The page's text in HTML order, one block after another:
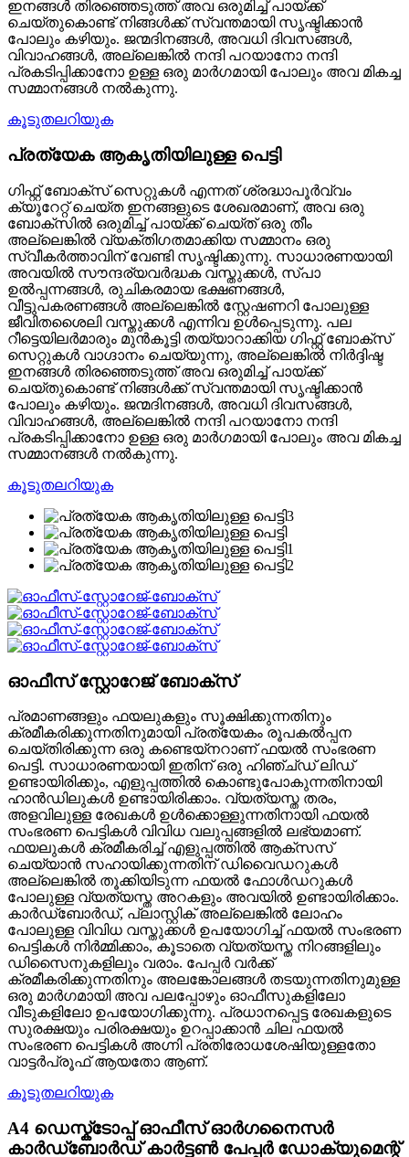
ഇനങ്ങൾ തിരഞ്ഞെടുത്ത് അവ ഒരുമിച്ച് പായ്ക്ക്
ചെയ്തുകൊണ്ട് നിങ്ങൾക്ക് സ്വന്തമായി സൃഷ്ടിക്കാൻ
പോലും കഴിയും. ജന്മദിനങ്ങൾ, അവധി ദിവസങ്ങൾ,
വിവാഹങ്ങൾ, അല്ലെങ്കിൽ നന്ദി പറയാനോ നന്ദി
പ്രകടിപ്പിക്കാനോ ഉള്ള ഒരു മാർഗമായി പോലും അവ മികച്ച
സമ്മാനങ്ങൾ നൽകുന്നു.
കൂടുതലറിയുക
പ്രത്യേക ആകൃതിയിലുള്ള പെട്ടി
ഗിഫ്റ്റ് ബോക്സ് സെറ്റുകൾ എന്നത് ശ്രദ്ധാപൂർവ്വം
ക്യൂറേറ്റ് ചെയ്ത ഇനങ്ങളുടെ ശേഖരമാണ്, അവ ഒരു
ബോക്സിൽ ഒരുമിച്ച് പായ്ക്ക് ചെയ്ത് ഒരു തീം
അല്ലെങ്കിൽ വ്യക്തിഗതമാക്കിയ സമ്മാനം ഒരു
സ്വീകർത്താവിന് വേണ്ടി സൃഷ്ടിക്കുന്നു. സാധാരണയായി
അവയിൽ സൗന്ദര്യവർദ്ധക വസ്തുക്കൾ, സ്പാ
ഉൽപ്പന്നങ്ങൾ, രുചികരമായ ഭക്ഷണങ്ങൾ,
വീട്ടുപകരണങ്ങൾ അല്ലെങ്കിൽ സ്റ്റേഷണറി പോലുള്ള
ജീവിതശൈലി വസ്തുക്കൾ എന്നിവ ഉൾപ്പെടുന്നു. പല
റീട്ടെയിലർമാരും മുൻകൂട്ടി തയ്യാറാക്കിയ ഗിഫ്റ്റ് ബോക്സ്
സെറ്റുകൾ വാഗ്ദാനം ചെയ്യുന്നു, അല്ലെങ്കിൽ നിർദ്ദിഷ്ട
ഇനങ്ങൾ തിരഞ്ഞെടുത്ത് അവ ഒരുമിച്ച് പായ്ക്ക്
ചെയ്തുകൊണ്ട് നിങ്ങൾക്ക് സ്വന്തമായി സൃഷ്ടിക്കാൻ
പോലും കഴിയും. ജന്മദിനങ്ങൾ, അവധി ദിവസങ്ങൾ,
വിവാഹങ്ങൾ, അല്ലെങ്കിൽ നന്ദി പറയാനോ നന്ദി
പ്രകടിപ്പിക്കാനോ ഉള്ള ഒരു മാർഗമായി പോലും അവ മികച്ച
സമ്മാനങ്ങൾ നൽകുന്നു.
കൂടുതലറിയുക
ഓഫീസ് സ്റ്റോറേജ് ബോക്സ്
പ്രമാണങ്ങളും ഫയലുകളും സൂക്ഷിക്കുന്നതിനും
ക്രമീകരിക്കുന്നതിനുമായി പ്രത്യേകം രൂപകൽപ്പന
ചെയ്‌തിരിക്കുന്ന ഒരു കണ്ടെയ്‌നറാണ് ഫയൽ സംഭരണ ​​
പെട്ടി. സാധാരണയായി ഇതിന് ഒരു ഹിഞ്ച്ഡ് ലിഡ്
ഉണ്ടായിരിക്കും, എളുപ്പത്തിൽ കൊണ്ടുപോകുന്നതിനായി
ഹാൻഡിലുകൾ ഉണ്ടായിരിക്കാം. വ്യത്യസ്ത തരം,
അളവിലുള്ള രേഖകൾ ഉൾക്കൊള്ളുന്നതിനായി ഫയൽ
സംഭരണ ​​പെട്ടികൾ വിവിധ വലുപ്പങ്ങളിൽ ലഭ്യമാണ്.
ഫയലുകൾ ക്രമീകരിച്ച് എളുപ്പത്തിൽ ആക്‌സസ്
ചെയ്യാൻ സഹായിക്കുന്നതിന് ഡിവൈഡറുകൾ
അല്ലെങ്കിൽ തൂക്കിയിടുന്ന ഫയൽ ഫോൾഡറുകൾ
പോലുള്ള വ്യത്യസ്ത അറകളും അവയിൽ ഉണ്ടായിരിക്കാം.
കാർഡ്ബോർഡ്, പ്ലാസ്റ്റിക് അല്ലെങ്കിൽ ലോഹം
പോലുള്ള വിവിധ വസ്തുക്കൾ ഉപയോഗിച്ച് ഫയൽ സംഭരണ
​​പെട്ടികൾ നിർമ്മിക്കാം, കൂടാതെ വ്യത്യസ്ത നിറങ്ങളിലും
ഡിസൈനുകളിലും വരാം. പേപ്പർ വർക്ക്
ക്രമീകരിക്കുന്നതിനും അലങ്കോലങ്ങൾ തടയുന്നതിനുമുള്ള
ഒരു മാർഗമായി അവ പലപ്പോഴും ഓഫീസുകളിലോ
വീടുകളിലോ ഉപയോഗിക്കുന്നു. പ്രധാനപ്പെട്ട രേഖകളുടെ
സുരക്ഷയും പരിരക്ഷയും ഉറപ്പാക്കാൻ ചില ഫയൽ
സംഭരണ ​​പെട്ടികൾ അഗ്നി പ്രതിരോധശേഷിയുള്ളതോ
വാട്ടർപ്രൂഫ് ആയതോ ആണ്.
കൂടുതലറിയുക
A4 ഡെസ്ക്ടോപ്പ് ഓഫീസ് ഓർഗനൈസർ
കാർഡ്ബോർഡ് കാർട്ടൺ പേപ്പർ ഡോക്യുമെന്റ്